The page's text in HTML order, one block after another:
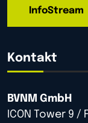
InfoStream
Kontakt
BVNM GmbH
ICON Tower 9 /